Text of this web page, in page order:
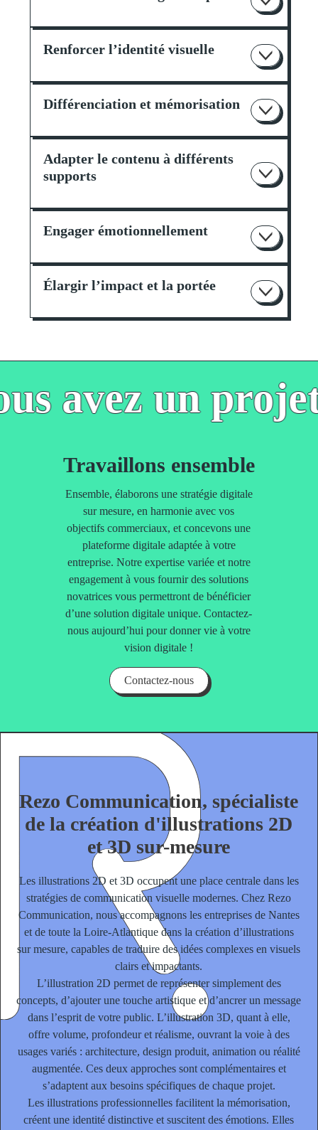
Renforcer l’identité visuelle
Différenciation et mémorisation
Adapter le contenu à différents
supports
Engager émotionnellement
Élargir l’impact et la portée
avez un
Travaillons ensemble
Ensemble, élaborons une stratégie digitale
sur mesure, en harmonie avec vos
objectifs commerciaux, et concevons une
plateforme digitale adaptée à votre
entreprise. Notre expertise variée et notre
engagement à vous fournir des solutions
novatrices vous permettront de bénéficier
d’une solution digitale unique. Contactez-
nous aujourd’hui pour donner vie à votre
vision digitale !
Contactez-nous
Rezo Communication, spécialiste
de la création d'illustrations 2D
et 3D sur-mesure
Les illustrations 2D et 3D occupent une place centrale dans les
stratégies de communication visuelle modernes. Chez Rezo
Communication, nous accompagnons les entreprises de Nantes
et de toute la Loire-Atlantique dans la création d’illustrations
sur mesure, capables de traduire des idées complexes en visuels
clairs et impactants.
L’illustration 2D permet de représenter simplement des
concepts, d’ajouter une touche artistique et d’ancrer un message
dans l’esprit de votre public. L’illustration 3D, quant à elle,
offre volume, profondeur et réalisme, ouvrant la voie à des
usages variés : architecture, design produit, animation ou réalité
augmentée. Ces deux approches sont complémentaires et
s’adaptent aux besoins spécifiques de chaque projet.
Les illustrations professionnelles facilitent la mémorisation,
créent une identité distinctive et suscitent des émotions. Elles